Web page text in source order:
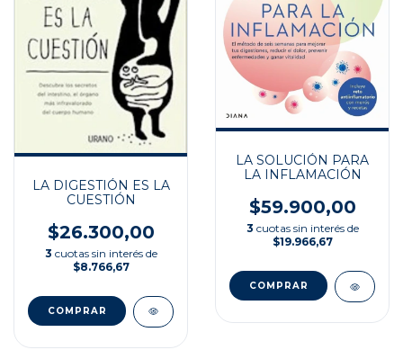
LA DIGESTIÓN ES LA
CUESTIÓN
$26.300,00
3 cuotas sin interés de
$8.766,67
LA SOLUCIÓN PARA
LA INFLAMACIÓN
$59.900,00
3 cuotas sin interés de
$19.966,67